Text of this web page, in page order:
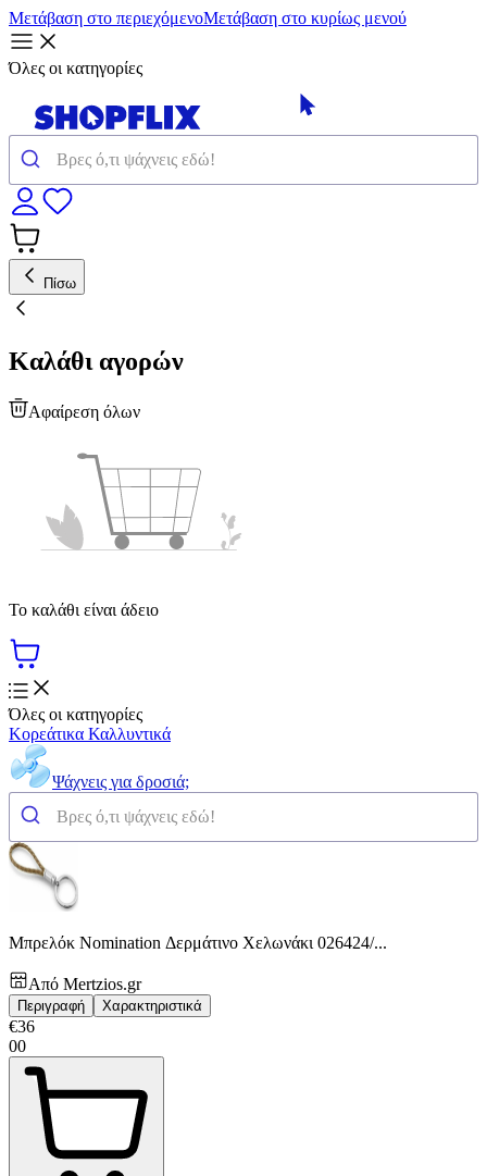
Μετάβαση στο περιεχόμενοΜετάβαση στο κυρίως μενού
Όλες οι κατηγορίες
Πίσω
Καλάθι αγορών
Αφαίρεση όλων
Το καλάθι είναι άδειο
Όλες οι κατηγορίες
Κορεάτικα Καλλυντικά
Ψάχνεις για δροσιά;
Μπρελόκ Nomination Δερμάτινο Χελωνάκι 026424/...
Από Mertzios.gr
Περιγραφή Χαρακτηριστικά
€36
00